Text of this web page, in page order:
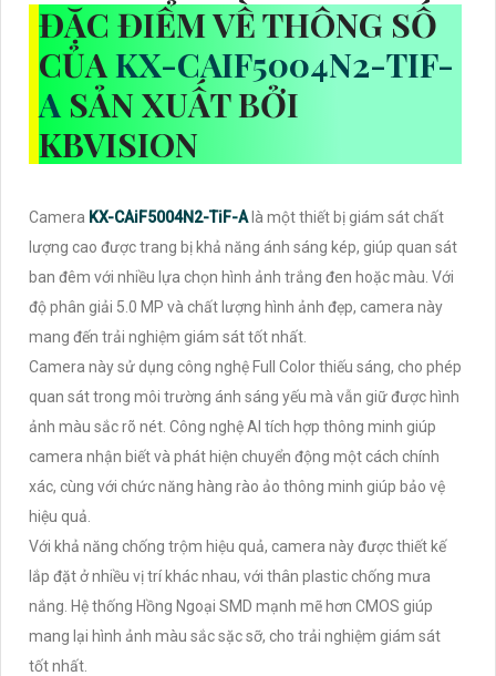
ĐẶC ĐIỂM VỀ THÔNG SỐ
CỦA KX-CAIF5004N2-TIF-
A SẢN XUẤT BỞI
KBVISION
Camera KX-CAiF5004N2-TiF-Alà một thiết bị giám sát chất
lượng cao được trang bị khả năng ánh sáng kép, giúp quan sát
ban đêm với nhiều lựa chọn hình ảnh trắng đen hoặc màu. Với
độ phân giải 5.0 MP và chất lượng hình ảnh đẹp, camera này
mang đến trải nghiệm giám sát tốt nhất.
Camera này sử dụng công nghệ Full Color thiếu sáng, cho phép
quan sát trong môi trường ánh sáng yếu mà vẫn giữ được hình
ảnh màu sắc rõ nét. Công nghệ AI tích hợp thông minh giúp
camera nhận biết và phát hiện chuyển động một cách chính
xác, cùng với chức năng hàng rào ảo thông minh giúp bảo vệ
hiệu quả.
Với khả năng chống trộm hiệu quả, camera này được thiết kế
lắp đặt ở nhiều vị trí khác nhau, với thân plastic chống mưa
nắng. Hệ thống Hồng Ngoại SMD mạnh mẽ hơn CMOS giúp
mang lại hình ảnh màu sắc sặc sỡ, cho trải nghiệm giám sát
tốt nhất.